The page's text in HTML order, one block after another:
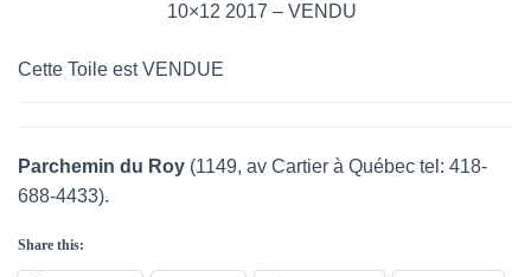
10×12 2017 – VENDU
Cette Toile est VENDUE
Parchemin du Roy (1149, av Cartier à Québec tel: 418-
688-4433).
Share this: